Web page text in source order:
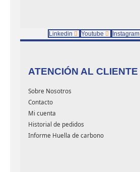
Linkedin Youtube Instagram
ATENCIÓN AL CLIENTE
Sobre Nosotros
Contacto
Mi cuenta
Historial de pedidos
Informe Huella de carbono